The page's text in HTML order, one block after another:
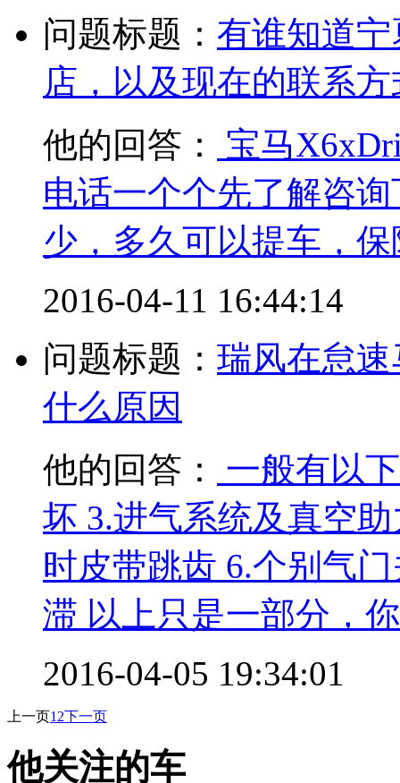
问题标题： 有谁知道
店，以及现在的联系方
他的回答：
宝马
电话一个个先了解咨
少，多久可以提车，
2016-04-11 16:44:14
问题标题： 瑞风在怠
什么原因
他的回答：
一般有以
坏 3.进气系统及真空
时皮带跳齿 6.个别气
滞 以上只是一部分，
2016-04-05 19:34:01
上一页1 2下一页
他关注的车